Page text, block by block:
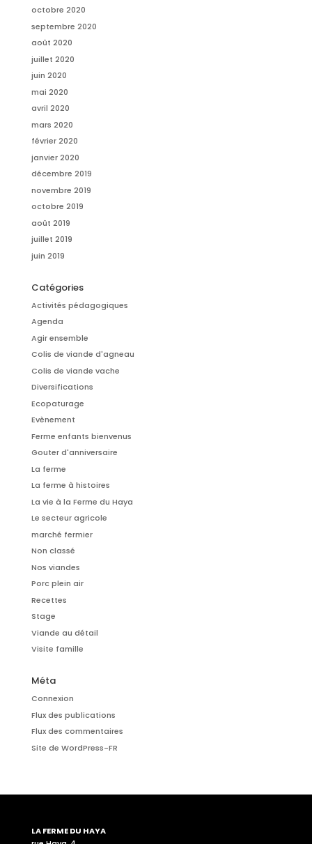
octobre 2020
septembre 2020
août 2020
juillet 2020
juin 2020
mai 2020
avril 2020
mars 2020
février 2020
janvier 2020
décembre 2019
novembre 2019
octobre 2019
août 2019
juillet 2019
juin 2019
Catégories
Activités pédagogiques
Agenda
Agir ensemble
Colis de viande d'agneau
Colis de viande vache
Diversifications
Ecopaturage
Evènement
Ferme enfants bienvenus
Gouter d'anniversaire
La ferme
La ferme à histoires
La vie à la Ferme du Haya
Le secteur agricole
marché fermier
Non classé
Nos viandes
Porc plein air
Recettes
Stage
Viande au détail
Visite famille
Méta
Connexion
Flux des publications
Flux des commentaires
Site de WordPress-FR
LA FERME DU HAYA